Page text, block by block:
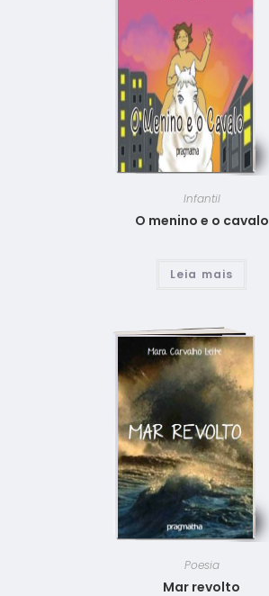
Infantil
O menino e o cavalo
Leia mais
Poesia
Mar revolto